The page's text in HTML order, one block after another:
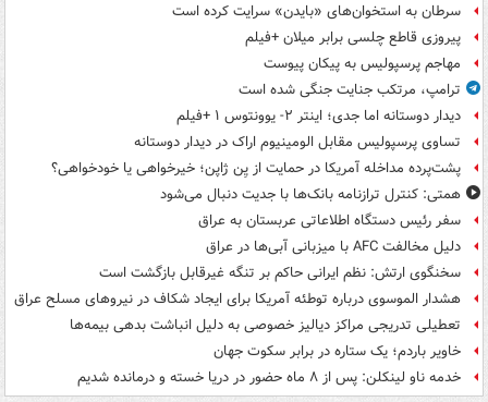
سرطان به استخوان‌های «بایدن» سرایت کرده است
پیروزی قاطع چلسی برابر میلان +فیلم
مهاجم پرسپولیس به پیکان پیوست
ترامپ، مرتکب جنایت جنگی شده است
دیدار دوستانه اما جدی؛ اینتر ۲- یوونتوس ۱ +فیلم
تساوی پرسپولیس مقابل الومینیوم اراک در دیدار دوستانه
پشت‌پرده مداخله آمریکا در حمایت از یِن ژاپن؛ خیرخواهی یا خودخواهی؟
همتی: کنترل ترازنامه بانک‌ها با جدیت دنبال می‌شود
سفر رئیس دستگاه اطلاعاتی عربستان به عراق
دلیل مخالفت AFC با میزبانی آبی‌ها در عراق
سخنگوی ارتش: نظم ایرانی حاکم بر تنگه غیرقابل بازگشت است
هشدار الموسوی درباره توطئه آمریکا برای ایجاد شکاف در نیروهای مسلح عراق
تعطیلی تدریجی مراکز دیالیز خصوصی به دلیل انباشت بدهی بیمه‌ها
خاویر باردم؛ یک ستاره در برابر سکوت جهان
خدمه ناو لینکلن: پس از ۸ ماه حضور در دریا خسته و درمانده‌ شدیم